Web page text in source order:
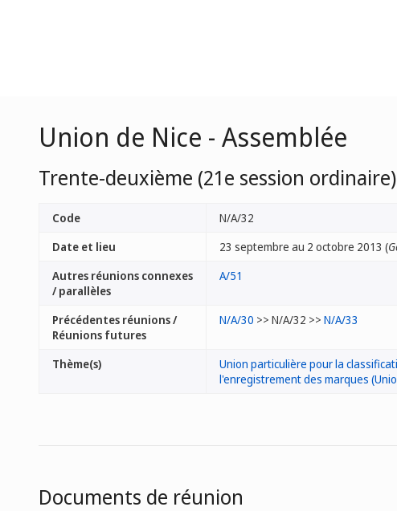
Union de Nice - Assemblée
Trente-deuxième (21e session ordinaire)
Code
N/A/32
Date et lieu
23 septembre au 2 octobre 2013 (
Autres réunions connexes
/ parallèles
A/51
Précédentes réunions /
Réunions futures
N/A/30 >> N/A/32 >> N/A/33
Thème(s)
Union particulière pour la
l'enregistrement des marques
Documents de réunion